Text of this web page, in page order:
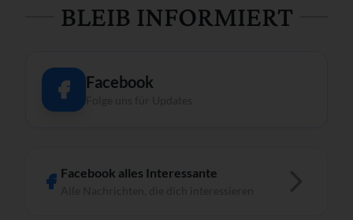
BLEIB INFORMIERT
Facebook
Facebook alles Interessante